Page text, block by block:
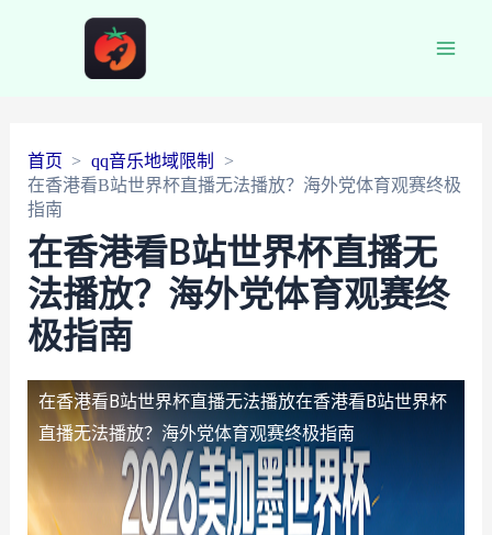
首页
qq音乐地域限制
在香港看B站世界杯直播无法播放？海外党体育观赛终极
指南
在香港看B站世界杯直播无
法播放？海外党体育观赛终
极指南
在香港看B站世界杯直播无法播放在香港看B站世界杯
直播无法播放？海外党体育观赛终极指南